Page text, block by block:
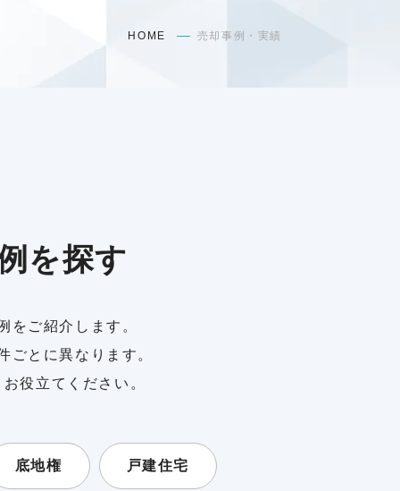
HOME 売却事例・実績
を探す
をご紹介します。
ごとに異なります。
役立てください。
底地権 戸建住宅